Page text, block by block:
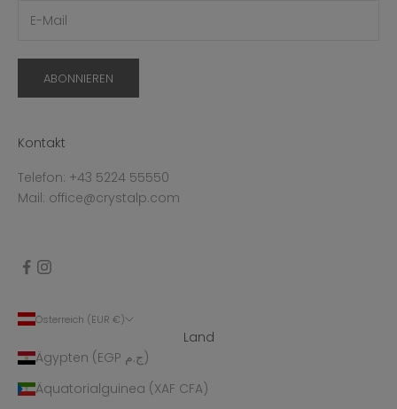
ABONNIEREN
Kontakt
Telefon: +43 5224 55550
Mail: office@crystalp.com
Österreich (EUR €)
Land
Ägypten (EGP ج.م)
Äquatorialguinea (XAF CFA)